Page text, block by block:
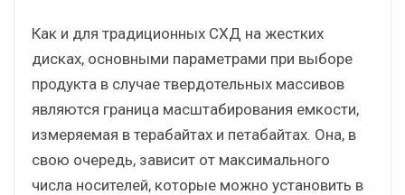
Как и для традиционных СХД на жестких
дисках, основными параметрами при выборе
продукта в случае твердотельных массивов
являются граница масштабирования емкости,
измеряемая в терабайтах и петабайтах. Она, в
свою очередь, зависит от максимального
числа носителей, которые можно установить в